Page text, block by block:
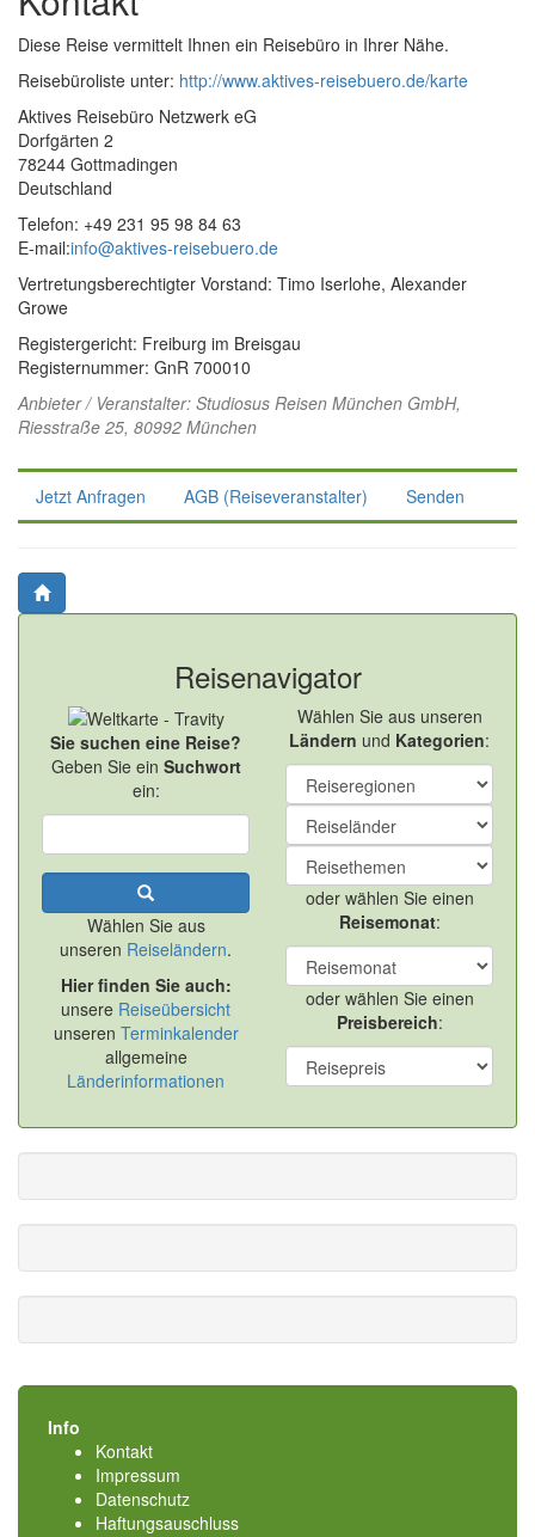
Diese Reise vermittelt Ihnen ein Reisebüro in Ihrer Nähe.
Reisebüroliste unter: http://www.aktives-reisebuero.de/karte
Aktives Reisebüro Netzwerk eG
Dorfgärten 2
78244 Gottmadingen
Deutschland
Telefon: +49 231 95 98 84 63
E-mail:info@aktives-reisebuero.de
Vertretungsberechtigter Vorstand: Timo Iserlohe, Alexander
Growe
Registergericht: Freiburg im Breisgau
Registernummer: GnR 700010
Anbieter / Veranstalter: Studiosus Reisen München GmbH,
Riesstraße 25, 80992 München
Jetzt Anfragen AGB (Reiseveranstalter) Senden
Reisenavigator
Sie suchen eine Reise?
Geben Sie ein Suchwort
ein:
Wählen Sie aus
unseren Reiseländern.
Hier finden Sie auch:
unsere Reiseübersicht
unseren Terminkalender
allgemeine
Länderinformationen
Wählen Sie aus unseren
Ländern und Kategorien:
oder wählen Sie einen
Reisemonat:
oder wählen Sie einen
Preisbereich:
Info
Kontakt
Impressum
Datenschutz
Haftungsauschluss